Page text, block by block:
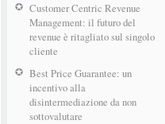
Customer Centric Revenue
Management: il futuro del
revenue è ritagliato sul singolo
cliente
Best Price Guarantee: un
incentivo alla
disintermediazione da non
sottovalutare